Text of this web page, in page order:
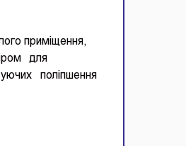
приміщення,
для
поліпшення